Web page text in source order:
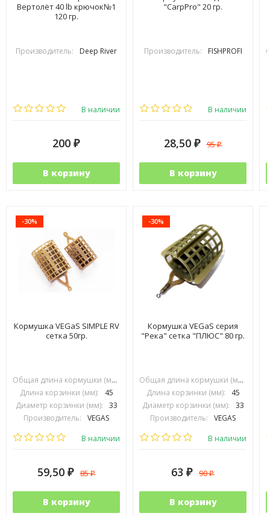
Вертолёт 40 lb крючок№1
120 гр.
Производитель: Deep River
В наличии
200 ₽
В корзину
"CarpPro" 20 гр.
Производитель: FISHPROFI
В наличии
28,50 ₽ 95₽
В корзину
-30%
Кормушка VEGaS SIMPLE RV
сетка 50гр.
Общая длина кормушки (мм):
Длина корзинки (мм):
45
Диаметр корзинки (мм):
33
Производитель:
VEGAS
В наличии
59,50 ₽ 85₽
В корзину
-30%
Кормушка VEGaS серия
"Река" сетка "ПЛЮС" 80 гр.
Общая длина кормушки (мм):
Длина корзинки (мм):
45
Диаметр корзинки (мм):
33
Производитель:
VEGAS
В наличии
63 ₽ 90₽
В корзину